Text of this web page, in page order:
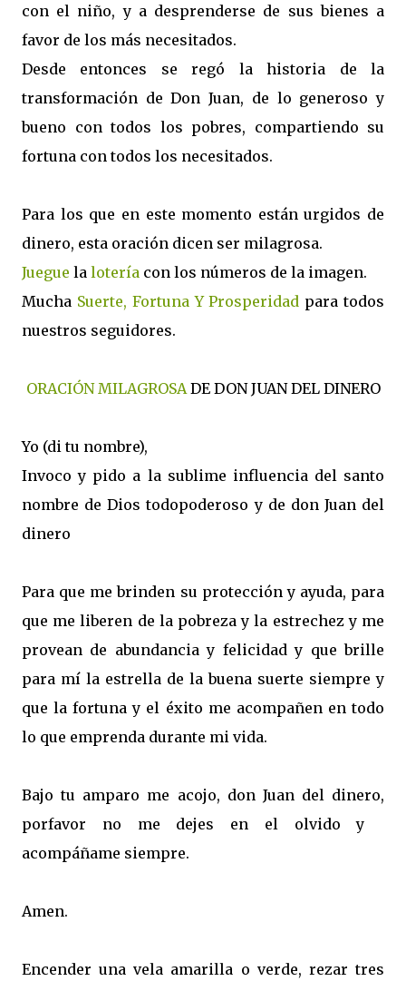
con el niño, y a desprenderse de sus bienes a
favor de los más necesitados.
Desde entonces se regó la historia de la
transformación de Don Juan, de lo generoso y
bueno con todos los pobres, compartiendo su
fortuna con todos los necesitados.
Para los que en este momento están urgidos de
dinero, esta oración dicen ser milagrosa.
Juegue la lotería con los números de la imagen.
Mucha Suerte, Fortuna Y Prosperidad para todos
nuestros seguidores.
ORACIÓN MILAGROSADE DON JUAN DEL DINERO
Yo (di tu nombre),
Invoco y pido a la sublime influencia del santo
nombre de Dios todopoderoso y de don Juan del
dinero
Para que me brinden su protección y ayuda, para
que me liberen de la pobreza y la estrechez y me
provean de abundancia y felicidad y que brille
para mí la estrella de la buena suerte siempre y
que la fortuna y el éxito me acompañen en todo
lo que emprenda durante mi vida.
Bajo tu amparo me acojo, don Juan del dinero,
porfavor no me dejes en el olvido y
acompáñame siempre.
Amen.
Encender una vela amarilla o verde, rezar tres